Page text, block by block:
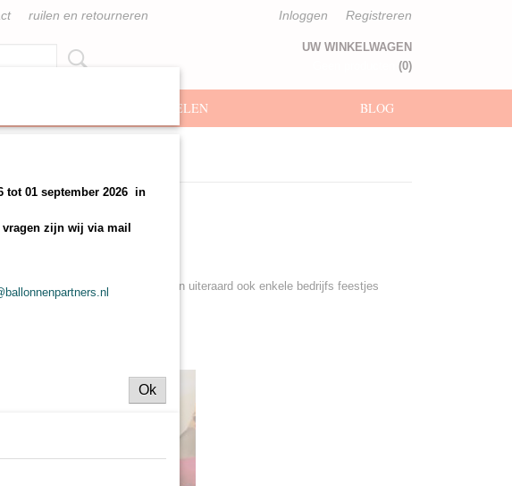
ruilen en retourneren Inloggen Registreren
UW WINKELWAGEN
(0)
BLOG
DIVERSE FEESTARTIKELEN
ballonnen
van ballonnen decoraties en uiteraard ook enkele bedrijfs feestjes
voor het 5 jarig bestaan.
tot 01 september 2026 in
zijn wij via mail
Ok